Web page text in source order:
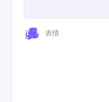
表情